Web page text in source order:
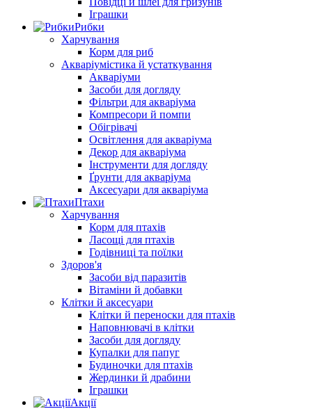
Іграшки
Рибки
Харчування
Корм для риб
Акваріумістика й устаткування
Акваріуми
Засоби для догляду
Фільтри для акваріума
Компресори й помпи
Обігрівачі
Освітлення для акваріума
Декор для акваріума
Інструменти для догляду
Ґрунти для акваріума
Аксесуари для акваріума
Птахи
Харчування
Корм для птахів
Ласощі для птахів
Годівниці та поїлки
Здоров'я
Засоби від паразитів
Вітаміни й добавки
Клітки й аксесуари
Клітки й переноски для птахів
Наповнювачі в клітки
Засоби для догляду
Купалки для папуг
Будиночки для птахів
Жердинки й драбини
Іграшки
Акції